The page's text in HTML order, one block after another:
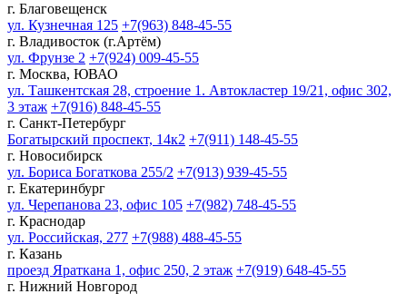
г. Благовещенск
ул. Кузнечная 125 +7(963) 848-45-55
г. Владивосток (г.Артём)
ул. Фрунзе 2 +7(924) 009-45-55
г. Москва, ЮВАО
ул. Ташкентская 28, строение 1. Автокластер 19/21, офис 302,
3 этаж +7(916) 848-45-55
г. Санкт-Петербург
Богатырский проспект, 14к2 +7(911) 148-45-55
г. Новосибирск
ул. Бориса Богаткова 255/2 +7(913) 939-45-55
г. Екатеринбург
ул. Черепанова 23, офис 105 +7(982) 748-45-55
г. Краснодар
ул. Российская, 277 +7(988) 488-45-55
г. Казань
проезд Яраткана 1, офис 250, 2 этаж +7(919) 648-45-55
г. Нижний Новгород